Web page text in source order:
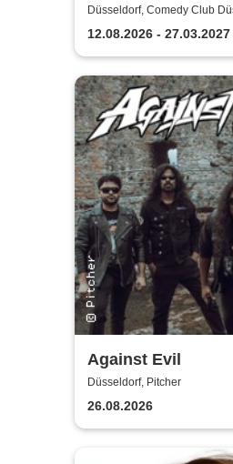
Comedy Show in
Düsseldorf, Comedy Club
12.08.2026 - 27.03.2027
Against Evil
Düsseldorf, Pitcher
26.08.2026